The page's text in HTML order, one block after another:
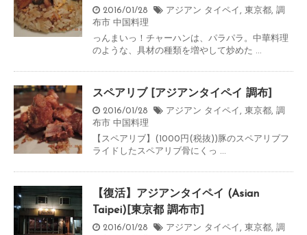
2016/01/28 アジアン タイペイ , 東京都, 調
布市 中国料理
っんまいっ！チャーハンは、パラパラ。中華料理
のような、具材の種類を増やして炒めた ...
スペアリブ [アジアンタイペイ 調布]
2016/01/28 アジアン タイペイ , 東京都, 調
布市 中国料理
【スペアリブ】(1000円(税抜))豚のスペアリブフ
ライドしたスペアリブ骨にくっ ...
【復活】アジアンタイペイ (Asian
Taipei)[東京都 調布市]
2016/01/28 アジアン タイペイ , 東京都, 調